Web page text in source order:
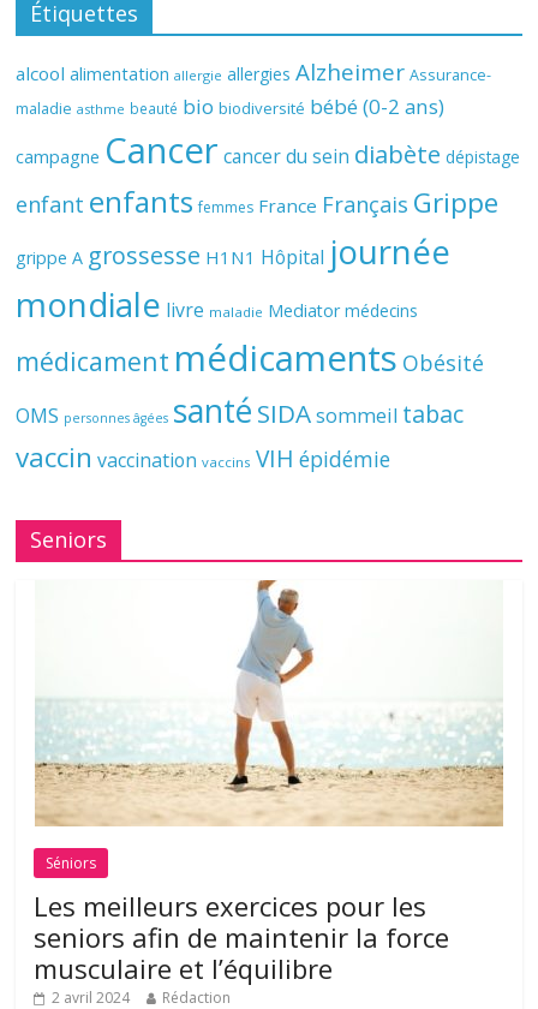
Étiquettes
alcool alimentation allergie allergies Alzheimer Assurance-
maladie asthme beauté bio biodiversité bébé (0-2 ans)
campagne Cancer cancer du sein diabète dépistage
enfant enfants femmes France Français Grippe
grippe A grossesse H1N1 Hôpital journée
mondiale livre maladie Mediator médecins
médicament médicaments Obésité
OMS personnes âgées santé SIDAsommeil tabac
vaccin vaccination vaccins VIH épidémie
Seniors
Séniors
Les meilleurs exercices pour les
seniors afin de maintenir la force
musculaire et l’équilibre
2 avril 2024 Rédaction